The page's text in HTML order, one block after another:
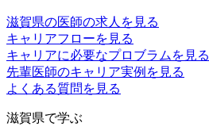
滋賀県の医師の求人を見る
キャリアフローを見る
キャリアに必要なプロブラムを見る
先輩医師のキャリア実例を見る
よくある質問を見る
滋賀県で学ぶ